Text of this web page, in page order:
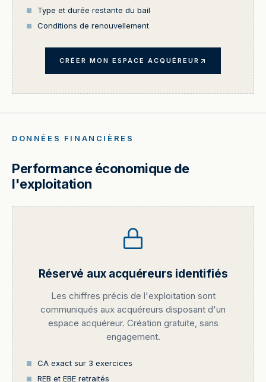
Type et durée restante du bail
Conditions de renouvellement
CRÉER MON ESPACE ACQUÉREUR
DONNÉES FINANCIÈRES
Performance économique de
l'exploitation
Réservé aux acquéreurs identifiés
Les chiffres précis de l'exploitation sont
communiqués aux acquéreurs disposant d'un
espace acquéreur. Création gratuite, sans
engagement.
CA exact sur 3 exercices
REB et EBE retraités